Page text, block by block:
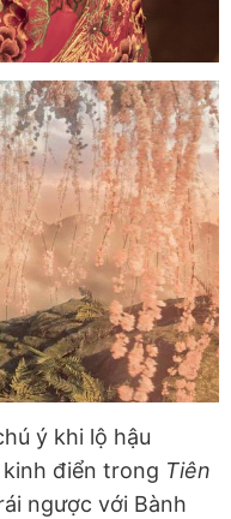
ý khi lộ hậu
điển trong Tiên
ngược với Bành